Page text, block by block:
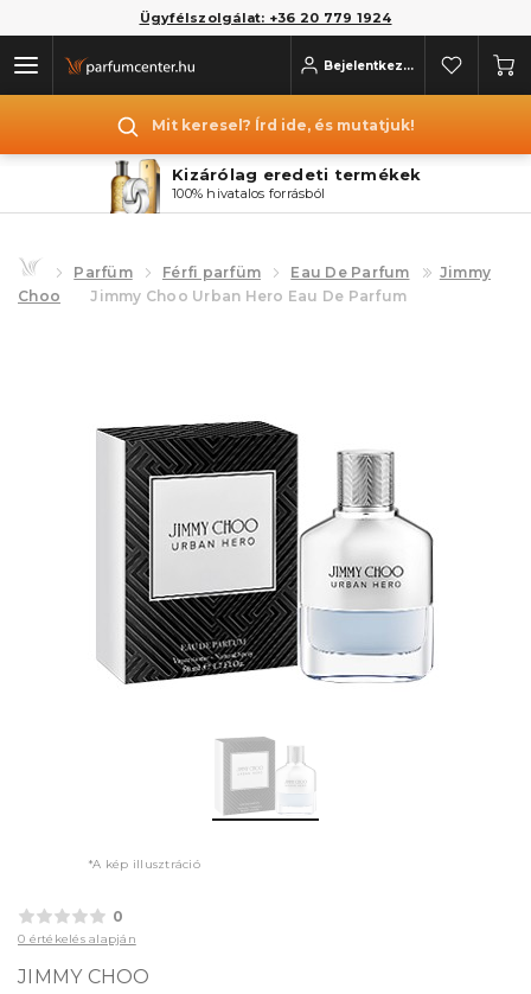
Ügyfélszolgálat: +36 20 779 1924
Bejelentkezés
Mit keresel? Írd ide, és mutatjuk!
Kizárólag eredeti termékek
100% hivatalos forrásból
Parfüm Férfi parfüm Eau De Parfum
Jimmy
Choo
Jimmy Choo Urban Hero Eau De Parfum
*A kép illusztráció
0
0 értékelés alapján
JIMMY CHOO